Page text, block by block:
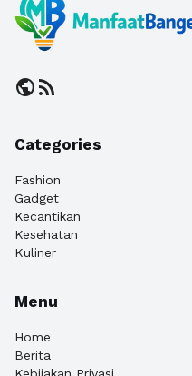
publicrss_feed
Categories
Fashion
Gadget
Kecantikan
Kesehatan
Kuliner
Menu
Home
Berita